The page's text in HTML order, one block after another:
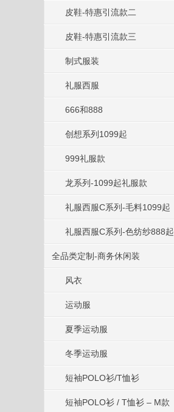
皮鞋-特惠引流款二
皮鞋-特惠引流款三
制式服装
礼服西服
666和888
创想系列1099起
999礼服款
龙系列-1099起礼服款
礼服西服C系列-毛料1099起
礼服西服C系列-色纺纱888起
全品类定制-商务休闲装
风衣
运动服
夏季运动服
冬季运动服
短袖POLO衫/T恤衫
短袖POLO衫 / T恤衫 – M款